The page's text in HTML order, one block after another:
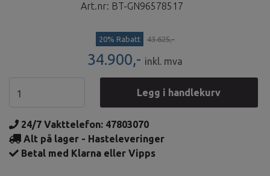
Art.nr: BT-GN96578517
20% Rabatt 43.625,-
34.900,- inkl. mva
Legg i handlekurv
24/7 Vakttelefon: 47803070
Alt på lager - Hasteleveringer
Betal med Klarna eller Vipps